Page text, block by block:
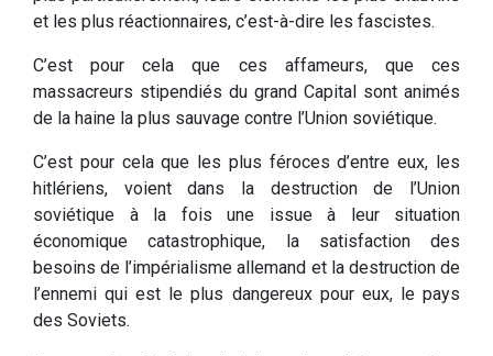
et les plus réactionnaires, c’est-à-dire les fascistes.
C’est pour cela que ces affameurs, que ces
massacreurs stipendiés du grand Capital sont animés
de la haine la plus sauvage contre l’Union soviétique.
C’est pour cela que les plus féroces d’entre eux, les
hitlériens, voient dans la destruction de l’Union
soviétique à la fois une issue à leur situation
économique catastrophique, la satisfaction des
besoins de l’impérialisme allemand et la destruction de
l’ennemi qui est le plus dangereux pour eux, le pays
des Soviets.